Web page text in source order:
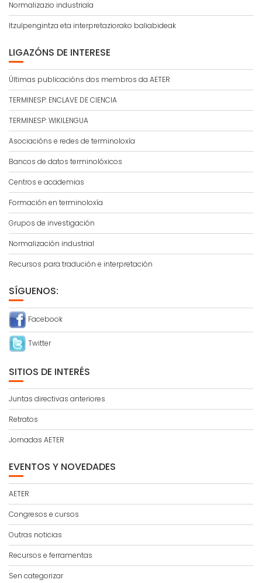
Normalizazio industriala
Itzulpengintza eta interpretaziorako baliabideak
LIGAZÓNS DE INTERESE
Últimas publicacións dos membros da AETER
TERMINESP: ENCLAVE DE CIENCIA
TERMINESP: WIKILENGUA
Asociacións e redes de terminoloxía
Bancos de datos terminolóxicos
Centros e academias
Formación en terminoloxía
Grupos de investigación
Normalización industrial
Recursos para tradución e interpretación
SÍGUENOS:
Facebook
Twitter
SITIOS DE INTERÉS
Juntas directivas anteriores
Retratos
Jornadas AETER
EVENTOS Y NOVEDADES
AETER
Congresos e cursos
Outras noticias
Recursos e ferramentas
Sen categorizar